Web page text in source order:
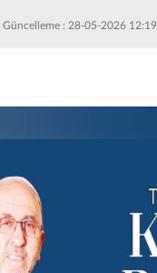
: 28-05-2026 12:19